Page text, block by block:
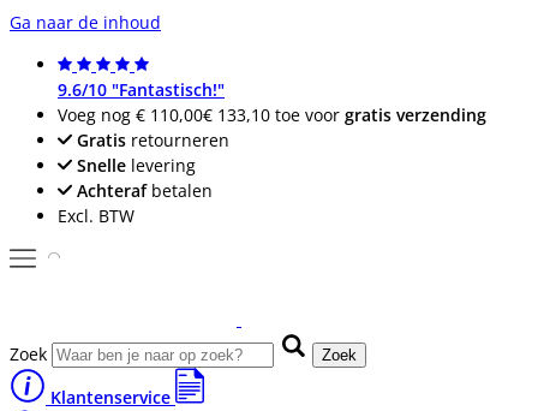
Ga naar de inhoud
9.6/10 "Fantastisch!"
Voeg nog € 110,00€ 133,10 toe voor gratis verzending
Gratis retourneren
Snelle levering
Achterafbetalen
Excl. BTW
Zoek Zoek
Klantenservice